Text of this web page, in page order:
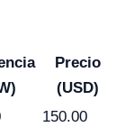
Precio
(USD)
150.00